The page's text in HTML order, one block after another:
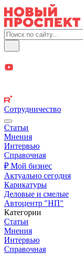
Сотрудничество
Статьи
Мнения
Интервью
Справочная
₽ Мой бизнес
Актуально сегодня
Карикатуры
Деловые и смелые
Автоцентр "НП"
Категории
Статьи
Мнения
Интервью
Справочная